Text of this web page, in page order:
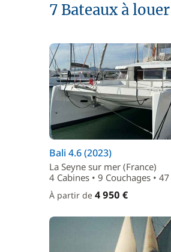
7 Bateaux à
Bali 4.6 (2023)
La Seyne sur mer (France)
4 Cabines • 9 Couchages •
À partir de 4 950 €